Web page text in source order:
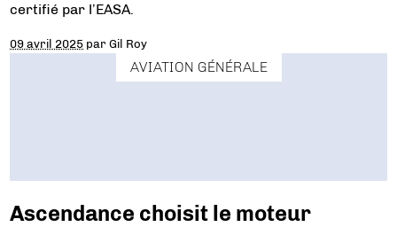
certifié par l’EASA.
09 avril 2025 parGil Roy
AVIATION GÉNÉRALE
Ascendance choisit le moteur